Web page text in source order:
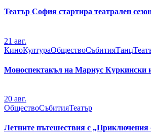
Театър София стартира театрален
21 авг.
КиноКултураОбществоСъбитияТанц
Моноспектакъл на Мариус Куркински
20 авг.
ОбществоСъбитияТеатър
Летните пътешествия с „Приключения